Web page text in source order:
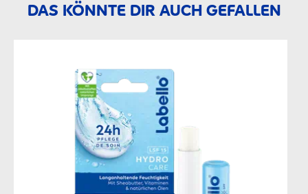
DAS KÖNNTE DIR AUCH GEFALLEN